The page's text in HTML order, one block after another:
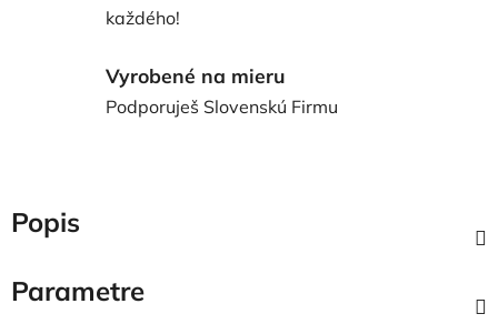
každého!
Vyrobené na mieru
Podporuješ Slovenskú Firmu
Popis
Parametre